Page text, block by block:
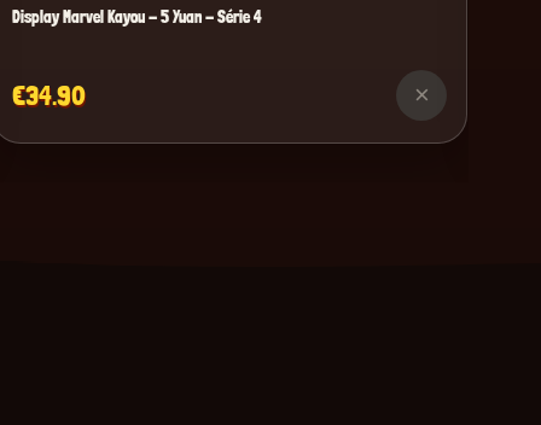
Display Marvel Kayou - 5 Yuan - Série 4
€34.90 ×